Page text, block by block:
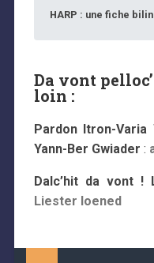
HARP : une fiche
Da vont
loin :
Pardon Itron-
Yann-Ber Gwiader :
Dalc’hit da vont
Liester loened